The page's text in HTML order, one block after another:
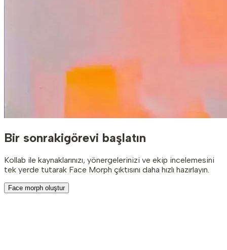
Bir sonrakigörevi başlatın
Kollab ile kaynaklarınızı, yönergelerinizi ve ekip incelemesini
tek yerde tutarak Face Morph çıktısını daha hızlı hazırlayın.
Face morph oluştur